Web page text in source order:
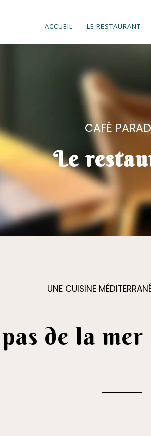
ACCUEIL LE RESTAURANT
CAFÉ
Lerestau
UNE CUISINE
de la